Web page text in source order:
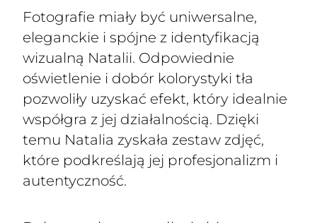
Fotografie miały być uniwersalne,
eleganckie i spójne z identyfikacją
wizualną Natalii. Odpowiednie
oświetlenie i dobór kolorystyki tła
pozwoliły uzyskać efekt, który idealnie
współgra z jej działalnością. Dzięki
temu Natalia zyskała zestaw zdjęć,
które podkreślają jej profesjonalizm i
autentyczność.